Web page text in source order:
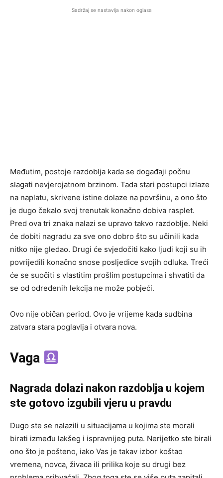
Sadržaj se nastavlja nakon oglasa
Međutim, postoje razdoblja kada se događaji počnu
slagati nevjerojatnom brzinom. Tada stari postupci izlaze
na naplatu, skrivene istine dolaze na površinu, a ono što
je dugo čekalo svoj trenutak konačno dobiva rasplet.
Pred ova tri znaka nalazi se upravo takvo razdoblje. Neki
će dobiti nagradu za sve ono dobro što su učinili kada
nitko nije gledao. Drugi će svjedočiti kako ljudi koji su ih
povrijedili konačno snose posljedice svojih odluka. Treći
će se suočiti s vlastitim prošlim postupcima i shvatiti da
se od određenih lekcija ne može pobjeći.
Ovo nije običan period. Ovo je vrijeme kada sudbina
zatvara stara poglavlja i otvara nova.
Vaga
Nagrada dolazi nakon razdoblja u kojem
ste gotovo izgubili vjeru u pravdu
Dugo ste se nalazili u situacijama u kojima ste morali
birati između lakšeg i ispravnijeg puta. Nerijetko ste birali
ono što je pošteno, iako Vas je takav izbor koštao
vremena, novca, živaca ili prilika koje su drugi bez